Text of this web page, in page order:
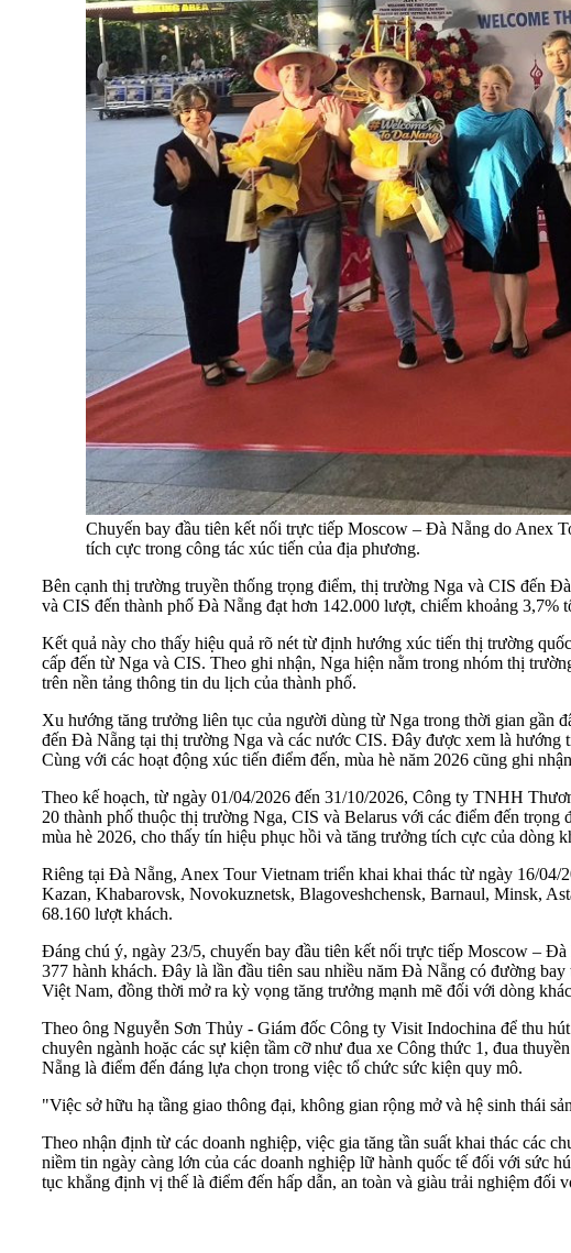
Chuyến bay đầu tiên kết nối trực tiếp Moscow – Đà Nẵng do Anex
tích cực trong công tác xúc tiến của địa phương.
Bên cạnh thị trường truyền thống trọng điểm, thị trường Nga và CIS đến
và CIS đến thành phố Đà Nẵng đạt hơn 142.000 lượt, chiếm khoảng 3,7%
Kết quả này cho thấy hiệu quả rõ nét từ định hướng xúc tiến thị trường
cấp đến từ Nga và CIS. Theo ghi nhận, Nga hiện nằm trong nhóm thị
trên nền tảng thông tin du lịch của thành phố.
Xu hướng tăng trưởng liên tục của người dùng từ Nga trong thời gian gần
đến Đà Nẵng tại thị trường Nga và các nước CIS. Đây được xem là hướng
Cùng với các hoạt động xúc tiến điểm đến, mùa hè năm 2026 cũng ghi
Theo kế hoạch, từ ngày 01/04/2026 đến 31/10/2026, Công ty TNHH
20 thành phố thuộc thị trường Nga, CIS và Belarus với các điểm đến
mùa hè 2026, cho thấy tín hiệu phục hồi và tăng trưởng tích cực của dòng
Riêng tại Đà Nẵng, Anex Tour Vietnam triển khai khai thác từ ngày 16/
Kazan, Khabarovsk, Novokuznetsk, Blagoveshchensk, Barnaul, Minsk,
68.160 lượt khách.
Đáng chú ý, ngày 23/5, chuyến bay đầu tiên kết nối trực tiếp Moscow –
377 hành khách. Đây là lần đầu tiên sau nhiều năm Đà Nẵng có đường
Việt Nam, đồng thời mở ra kỳ vọng tăng trưởng mạnh mẽ đối với dòng
Theo ông Nguyễn Sơn Thủy - Giám đốc Công ty Visit Indochina để thu
chuyên ngành hoặc các sự kiện tầm cỡ như đua xe Công thức 1, đua
Nẵng là điểm đến đáng lựa chọn trong việc tổ chức sức kiện quy mô.
"Việc sở hữu hạ tầng giao thông đại, không gian rộng mở và hệ sinh thái
Theo nhận định từ các doanh nghiệp, việc gia tăng tần suất khai thác các
niềm tin ngày càng lớn của các doanh nghiệp lữ hành quốc tế đối với sức
tục khẳng định vị thế là điểm đến hấp dẫn, an toàn và giàu trải nghiệm đối